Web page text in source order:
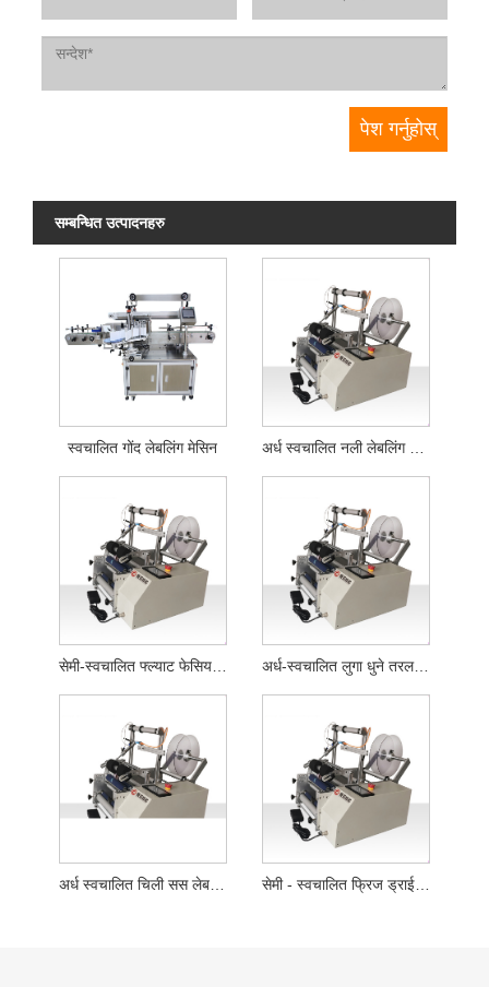
सम्बन्धित उत्पादनहरु
स्वचालित गोंद लेबलिंग मेसिन अर्ध स्वचालित नली लेबलिंग मिसिन
सेमी-स्वचालित फ्ल्याट फेसियल क्लिन्जर नली लेबलिङ मेसिन अर्ध-स्वचालित लुगा धुने तरल फ्ल्याट बोतल लेबलिंग मेसिन
अर्ध स्वचालित चिली सस लेबलिङ मेसिन